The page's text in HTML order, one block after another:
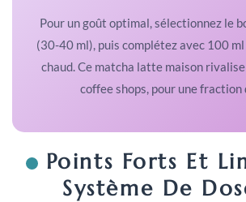
Pour un goût optimal, sélectionnez le
(30-40 ml), puis complétez avec 100 ml
chaud. Ce matcha latte maison
coffee shops, pour une fraction
Points Forts Et
Système De